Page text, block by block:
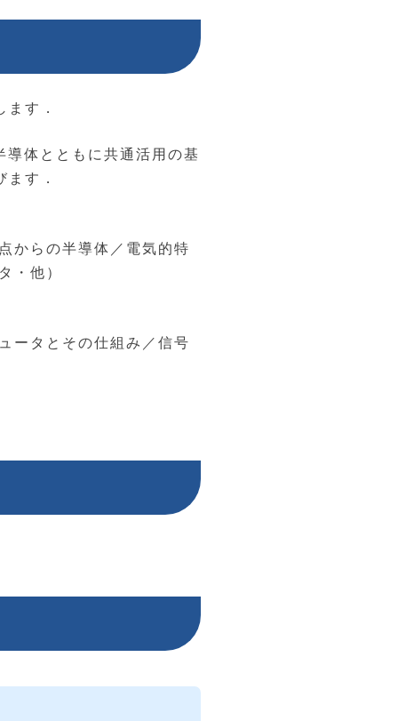
す．
体とともに共通活用の基
す．
からの半導体／電気的特
・他）
ータとその仕組み／信号